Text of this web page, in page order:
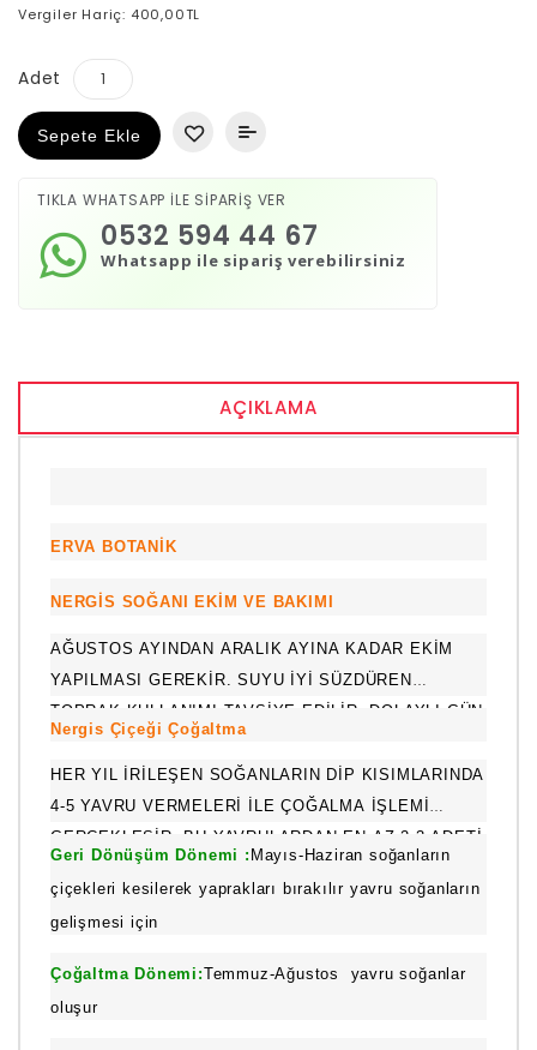
Vergiler Hariç: 400,00TL
Adet
Sepete Ekle
TIKLA WHATSAPP İLE SİPARİŞ VER
Whatsapp ile sipariş verebilirsiniz
0532 594 44 67
AÇIKLAMA
ERVA BOTANİK
NERGİS SOĞANI EKİM VE BAKIMI
AĞUSTOS AYINDAN ARALIK AYINA KADAR EKIM
YAPILMASI GEREKIR. SUYU IYI SÜZDÜREN
TOPRAK KULLANIMI TAVSIYE EDILIR. DOLAYLI GÜN
IŞIĞI SEVER. SAKSIDA NERGIS
YETIŞTIRIYORSANIZ HAFTADA BIR SULAMA
YAPMANIZ YETERLIDIR.
Nergis Çiçeği Çoğaltma
HER YIL IRILEŞEN SOĞANLARIN DIP KISIMLARINDA
4-5 YAVRU VERMELERI ILE ÇOĞALMA IŞLEMI
GERÇEKLEŞIR. BU YAVRULARDAN EN AZ 2-3 ADETI
IYI GELIŞIR.
Geri Dönüşüm Dönemi : Mayıs-Haziran soğanların
çiçekleri kesilerek yaprakları bırakılır yavru soğanların
gelişmesi için
Çoğaltma Dönemi:Temmuz-Ağustos yavru soğanlar
oluşur